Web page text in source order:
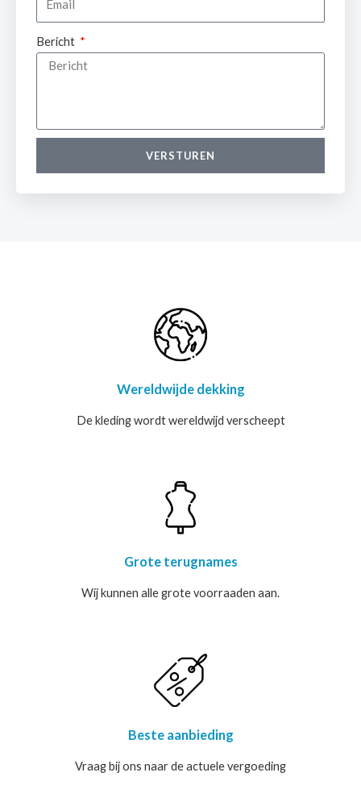
Bericht
VERSTUREN
Wereldwijde dekking
De kleding wordt wereldwijd verscheept
Grote terugnames
Wij kunnen alle grote voorraaden aan.
Beste aanbieding
Vraag bij ons naar de actuele vergoeding